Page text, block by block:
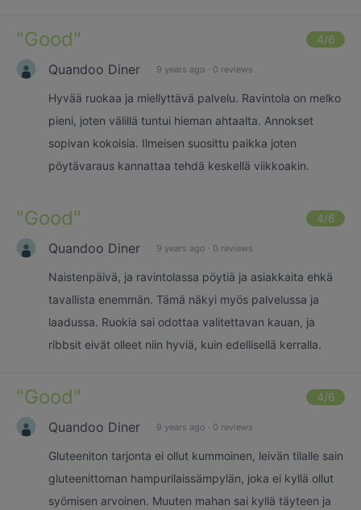
"Good" 4/6
Quandoo Diner 9 years ago · 0 reviews
Hyvää ruokaa ja miellyttävä palvelu. Ravintola on melko
pieni, joten välillä tuntui hieman ahtaalta. Annokset
sopivan kokoisia. Ilmeisen suosittu paikka joten
pöytävaraus kannattaa tehdä keskellä viikkoakin.
"Good" 4/6
Quandoo Diner 9 years ago · 0 reviews
Naistenpäivä, ja ravintolassa pöytiä ja asiakkaita ehkä
tavallista enemmän. Tämä näkyi myös palvelussa ja
laadussa. Ruokia sai odottaa valitettavan kauan, ja
ribbsit eivät olleet niin hyviä, kuin edellisellä kerralla.
"Good" 4/6
Quandoo Diner 9 years ago · 0 reviews
Gluteeniton tarjonta ei ollut kummoinen, leivän tilalle sain
gluteenittoman hampurilaissämpylän, joka ei kyllä ollut
syömisen arvoinen. Muuten mahan sai kyllä täyteen ja